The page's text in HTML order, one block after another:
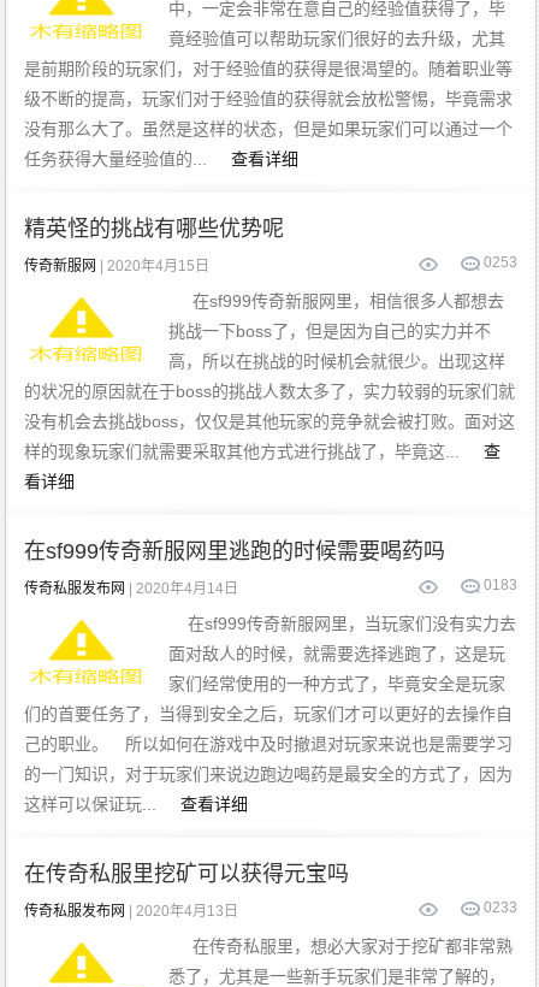
中，一定会非常在意自己的经验值获得了，毕
竟经验值可以帮助玩家们很好的去升级，尤其
是前期阶段的玩家们，对于经验值的获得是很渴望的。随着职业等
级不断的提高，玩家们对于经验值的获得就会放松警惕，毕竟需求
没有那么大了。虽然是这样的状态，但是如果玩家们可以通过一个
任务获得大量经验值的...
查看详细
精英怪的挑战有哪些优势呢
253
0
传奇新服网 | 2020年4月15日
在sf999传奇新服网里，相信很多人都想去
挑战一下boss了，但是因为自己的实力并不
高，所以在挑战的时候机会就很少。出现这样
的状况的原因就在于boss的挑战人数太多了，实力较弱的玩家们就
没有机会去挑战boss，仅仅是其他玩家的竞争就会被打败。面对这
样的现象玩家们就需要采取其他方式进行挑战了，毕竟这...
查
看详细
在sf999传奇新服网里逃跑的时候需要喝药吗
183
0
传奇私服发布网 | 2020年4月14日
在sf999传奇新服网里，当玩家们没有实力去
面对敌人的时候，就需要选择逃跑了，这是玩
家们经常使用的一种方式了，毕竟安全是玩家
们的首要任务了，当得到安全之后，玩家们才可以更好的去操作自
己的职业。 所以如何在游戏中及时撤退对玩家来说也是需要学习
的一门知识，对于玩家们来说边跑边喝药是最安全的方式了，因为
这样可以保证玩...
查看详细
在传奇私服里挖矿可以获得元宝吗
233
0
传奇私服发布网 | 2020年4月13日
在传奇私服里，想必大家对于挖矿都非常熟
悉了，尤其是一些新手玩家们是非常了解的，